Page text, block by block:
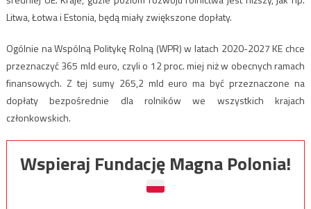
Litwa, Łotwa i Estonia, będą miały zwiększone dopłaty.
Ogólnie na Wspólną Politykę Rolną (WPR) w latach 2020-2027 KE chce
przeznaczyć 365 mld euro, czyli o 12 proc. miej niż w obecnych ramach
finansowych. Z tej sumy 265,2 mld euro ma być przeznaczone na
dopłaty bezpośrednie dla rolników we wszystkich krajach
członkowskich.
Wspieraj Fundację Magna Polonia!